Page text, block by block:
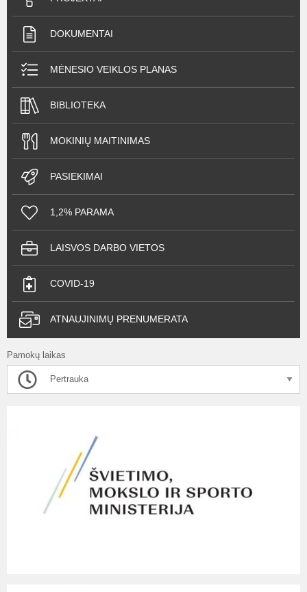
DOKUMENTAI
MĖNESIO VEIKLOS PLANAS
BIBLIOTEKA
MOKINIŲ MAITINIMAS
PASIEKIMAI
1,2% PARAMA
LAISVOS DARBO VIETOS
COVID-19
ATNAUJINIMŲ PRENUMERATA
Pamokų laikas
Pertrauka